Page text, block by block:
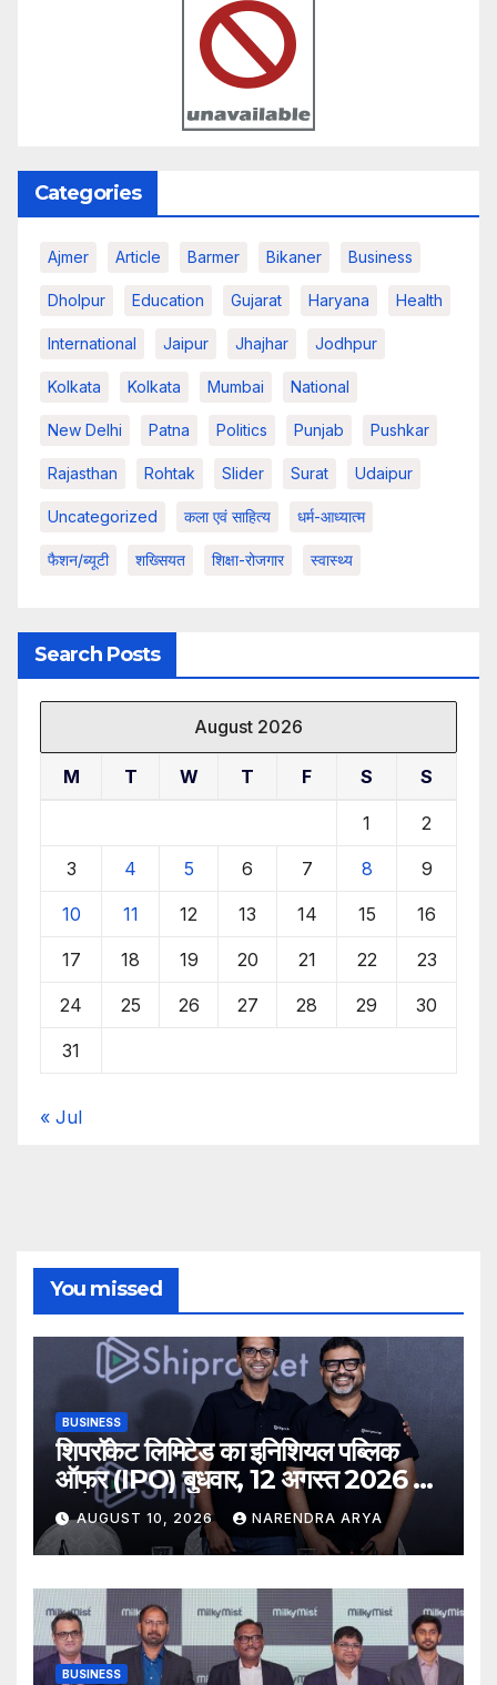
Categories
Ajmer Article Barmer Bikaner Business
Dholpur Education Gujarat Haryana Health
International Jaipur Jhajhar Jodhpur
Kolkata Kolkata Mumbai National
New Delhi Patna Politics Punjab Pushkar
Rajasthan Rohtak Slider Surat Udaipur
Uncategorized कला एवं साहित्य धर्म-आध्यात्म
फैशन/ब्यूटी शख्सियत शिक्षा-रोजगार स्वास्थ्य
Search Posts
August 2026
M T W T F S S
1 2
3 4 5 6 7 8 9
10 11 12 13 14 15 16
17 18 19 20 21 22 23
24 25 26 27 28 29 30
31
« Jul
You missed
BUSINESS
शिपरॉकेट लिमिटेड का इनिशियल पब्लिक
ऑफर (IPO) बुधवार, 12 अगस्त 2026 को
खुलेगा
AUGUST 10, 2026 NARENDRA ARYA
BUSINESS